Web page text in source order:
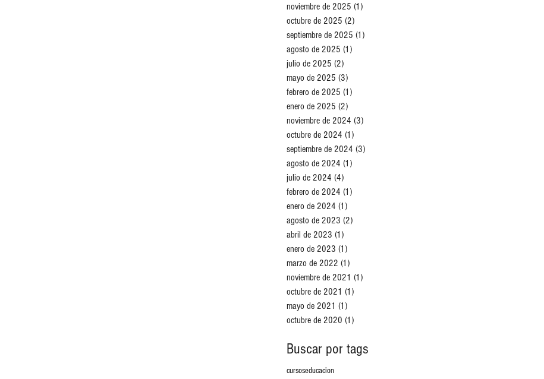
noviembre de 2025 (1)
octubre de 2025 (2)
septiembre de 2025 (1)
agosto de 2025 (1)
julio de 2025 (2)
mayo de 2025 (3)
febrero de 2025 (1)
enero de 2025 (2)
noviembre de 2024 (3)
octubre de 2024 (1)
septiembre de 2024 (3)
agosto de 2024 (1)
julio de 2024 (4)
febrero de 2024 (1)
enero de 2024 (1)
agosto de 2023 (2)
abril de 2023 (1)
enero de 2023 (1)
marzo de 2022 (1)
noviembre de 2021 (1)
octubre de 2021 (1)
mayo de 2021 (1)
octubre de 2020 (1)
Buscar por tags
cursoseducacion